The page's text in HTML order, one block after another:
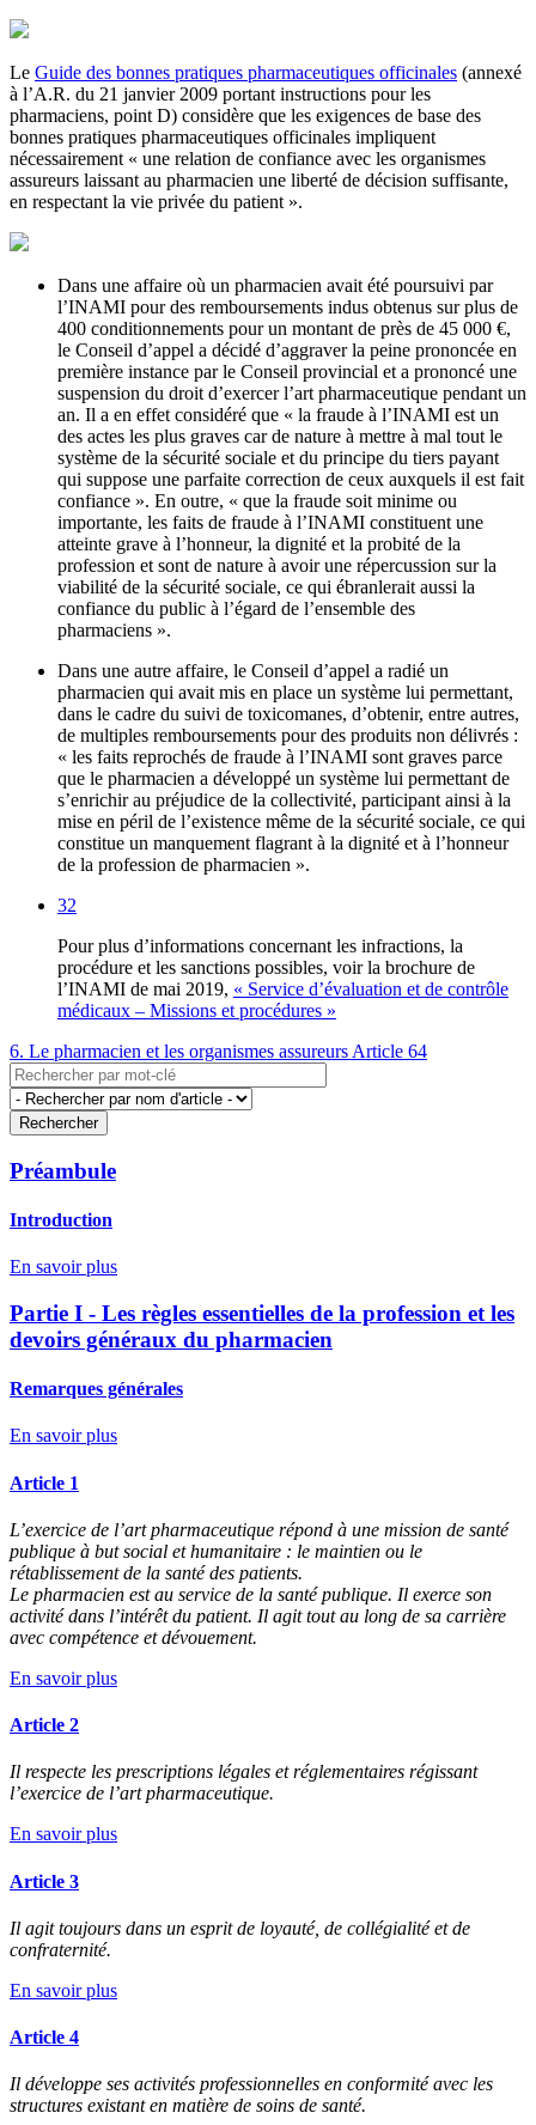
Le Guide des bonnes pratiques pharmaceutiques officinales (annexé
à l’A.R. du 21 janvier 2009 portant instructions pour les
pharmaciens, point D) considère que les exigences de base des
bonnes pratiques pharmaceutiques officinales impliquent
nécessairement « une relation de confiance avec les organismes
assureurs laissant au pharmacien une liberté de décision suffisante,
en respectant la vie privée du patient ».
Dans une affaire où un pharmacien avait été poursuivi par
l’INAMI pour des remboursements indus obtenus sur plus de
400 conditionnements pour un montant de près de 45 000 €,
le Conseil d’appel a décidé d’aggraver la peine prononcée en
première instance par le Conseil provincial et a prononcé une
suspension du droit d’exercer l’art pharmaceutique pendant un
an. Il a en effet considéré que « la fraude à l’INAMI est un
des actes les plus graves car de nature à mettre à mal tout le
système de la sécurité sociale et du principe du tiers payant
qui suppose une parfaite correction de ceux auxquels il est fait
confiance ». En outre, « que la fraude soit minime ou
importante, les faits de fraude à l’INAMI constituent une
atteinte grave à l’honneur, la dignité et la probité de la
profession et sont de nature à avoir une répercussion sur la
viabilité de la sécurité sociale, ce qui ébranlerait aussi la
confiance du public à l’égard de l’ensemble des
pharmaciens ».
Dans une autre affaire, le Conseil d’appel a radié un
pharmacien qui avait mis en place un système lui permettant,
dans le cadre du suivi de toxicomanes, d’obtenir, entre autres,
de multiples remboursements pour des produits non délivrés :
« les faits reprochés de fraude à l’INAMI sont graves parce
que le pharmacien a développé un système lui permettant de
s’enrichir au préjudice de la collectivité, participant ainsi à la
mise en péril de l’existence même de la sécurité sociale, ce qui
constitue un manquement flagrant à la dignité et à l’honneur
de la profession de pharmacien ».
32
Pour plus d’informations concernant les infractions, la
procédure et les sanctions possibles, voir la brochure de
l’INAMI de mai 2019, « Service d’évaluation et de contrôle
médicaux – Missions et procédures »
6. Le pharmacien et les organismes assureurs Article 64
Préambule
Introduction
En savoir plus
Partie I - Les règles essentielles de la profession et les
devoirs généraux du pharmacien
Remarques générales
En savoir plus
Article 1
L’exercice de l’art pharmaceutique répond à une mission de santé
publique à but social et humanitaire : le maintien ou le
rétablissement de la santé des patients.
Le pharmacien est au service de la santé publique. Il exerce son
activité dans l’intérêt du patient. Il agit tout au long de sa carrière
avec compétence et dévouement.
En savoir plus
Article 2
Il respecte les prescriptions légales et réglementaires régissant
l’exercice de l’art pharmaceutique.
En savoir plus
Article 3
Il agit toujours dans un esprit de loyauté, de collégialité et de
confraternité.
En savoir plus
Article 4
Il développe ses activités professionnelles en conformité avec les
structures existant en matière de soins de santé.